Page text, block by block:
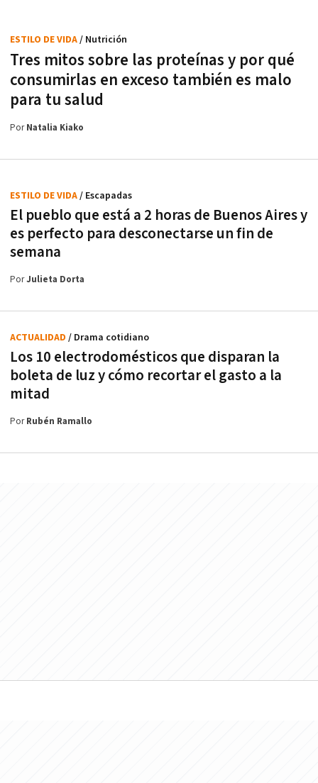
Tres mitos sobre las proteínas y por qué
consumirlas en exceso también es malo
para tu salud
ESTILO DE VIDA/ Nutrición
PorNatalia Kiako
El pueblo que está a 2 horas de Buenos Aires y
es perfecto para desconectarse un fin de
semana
ESTILO DE VIDA/ Escapadas
PorJulieta Dorta
Los 10 electrodomésticos que disparan la
boleta de luz y cómo recortar el gasto a la
mitad
ACTUALIDAD / Drama cotidiano
PorRubén Ramallo